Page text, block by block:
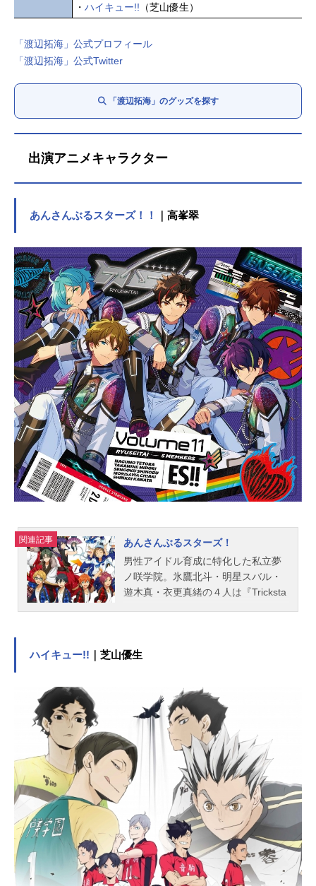
・ ハイキュー!! （芝山優生）
「渡辺拓海」公式プロフィール
「渡辺拓海」公式Twitter
「渡辺拓海」のグッズを探す
出演アニメキャラクター
あんさんぶるスターズ！！ ｜高峯翠
関連記事
あんさんぶるスターズ！
男性アイドル育成に特化した私立夢
ノ咲学院。氷鷹北斗・明星スバル・
遊木真・衣更真緒の４人は『Tricksta
催するアイドルたちがお互いの魅力
『ドリフェス』は、学院の秩序とい
う名の権力に支配されていた。その
中心となる生徒会に、『Trickstar』
は改革を求めて挑んでいく―――作
品名あんさんぶるスターズ！放送形
態TVアニメスケジュール2019年7月7
日（日）～12月22日（日）TOKYOM
Xほか話数全24話キャストTrickstar氷
鷹北斗：前野智昭明星スバル：柿原
徹也遊木真：森久保祥太郎衣更真
緒：梶裕貴fine天祥院英智：緑川光
日々樹渉：江口拓也姫宮桃李：村瀬
歩伏見弓弦：橋本晃太朗紅月蓮巳敬
ハイキュー!! ｜芝山優生